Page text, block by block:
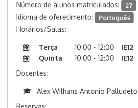
Número de alunos matriculados: 27
Idioma de oferecimento: Português
Horários/Salas:
Terça 10:00 - 12:00
IE12
Quinta
10:00 - 12:00
IE12
Docentes:
Alex Wilhans Antonio Palludeto